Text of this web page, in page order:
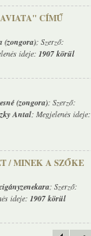
CÍMŰ
(zongora); Szerző:
ideje: 1907 körül
(zongora); Szerző:
Antal; Megjelenés ideje:
/ MINEK A SZŐKE
; Szerző:
ideje: 1907 körül